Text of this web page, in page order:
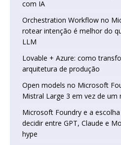
com IA
Orchestration Workflow no
rotear intenção é melhor do
LLM
Lovable + Azure: como
arquitetura de produção
Open models no Microsoft
Mistral Large 3 em vez de um
Microsoft Foundry e a
decidir entre GPT, Claude e
hype